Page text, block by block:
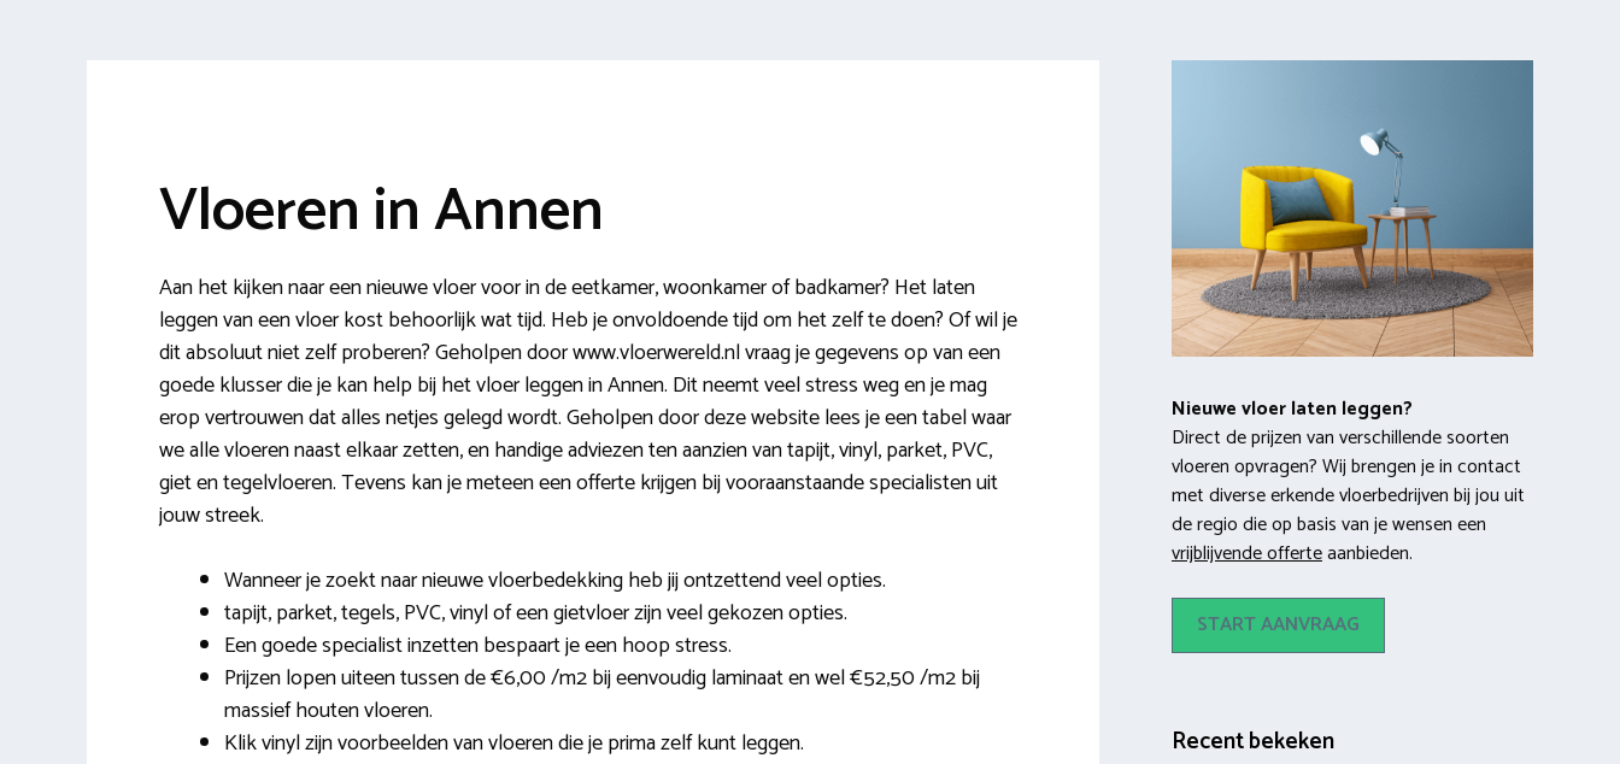
Vloeren in Annen
Aan het kijken naar een nieuwe vloer voor in de eetkamer, woonkamer of badkamer? Het laten
leggen van een vloer kost behoorlijk wat tijd. Heb je onvoldoende tijd om het zelf te doen? Of wil je
dit absoluut niet zelf proberen? Geholpen door www.vloerwereld.nl vraag je gegevens op van een
goede klusser die je kan help bij het vloer leggen in Annen. Dit neemt veel stress weg en je mag
erop vertrouwen dat alles netjes gelegd wordt. Geholpen door deze website lees je een tabel waar
we alle vloeren naast elkaar zetten, en handige adviezen ten aanzien van tapijt, vinyl, parket, PVC,
giet en tegelvloeren. Tevens kan je meteen een offerte krijgen bij vooraanstaande specialisten uit
jouw streek.
Wanneer je zoekt naar nieuwe vloerbedekking heb jij ontzettend veel opties.
tapijt, parket, tegels, PVC, vinyl of een gietvloer zijn veel gekozen opties.
Een goede specialist inzetten bespaart je een hoop stress.
Prijzen lopen uiteen tussen de €6,00 /m2 bij eenvoudig laminaat en wel €52,50 /m2 bij
massief houten vloeren.
Klik vinyl zijn voorbeelden van vloeren die je prima zelf kunt leggen.
Nieuwe vloer laten leggen?
Direct de prijzen van verschillende soorten
vloeren opvragen? Wij brengen je in contact
met diverse erkende vloerbedrijven bij jou uit
de regio die op basis van je wensen een
vrijblijvende offerteaanbieden.
START AANVRAAG
Recent bekeken